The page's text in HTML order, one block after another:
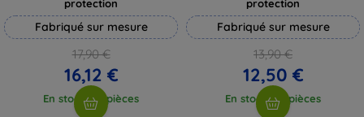
protection
Fabriqué sur mesure
17,90 €
16,12 €
En stock > 5 pièces
protection
Fabriqué sur mesure
13,90 €
12,50 €
En stock > 5 pièces